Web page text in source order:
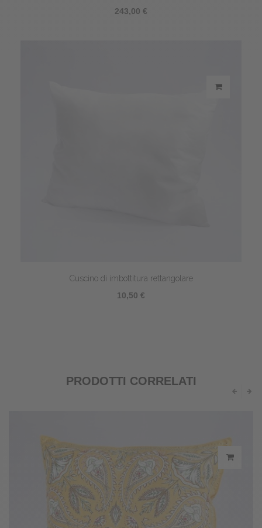
243,00 €
Cuscino di imbottitura rettangolare
10,50 €
PRODOTTI CORRELATI